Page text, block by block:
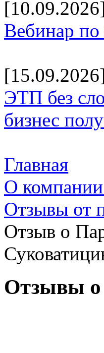
Вебинар по
ЭТП без
бизнес
Главная
О
Отзывы от
Отзыв о
Отзывы о